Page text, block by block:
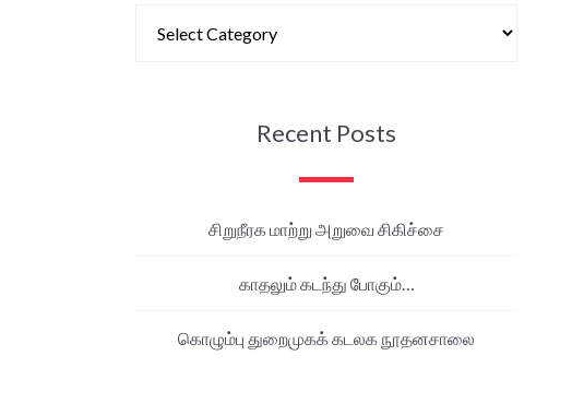
Recent Posts
சிறுநீரக மாற்று அறுவை சிகிச்சை
காதலும் கடந்து போகும்…
கொழும்பு துறைமுகக் கடலக நூதனசாலை